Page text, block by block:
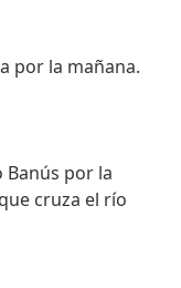
por la mañana.
Banús por la
cruza el río